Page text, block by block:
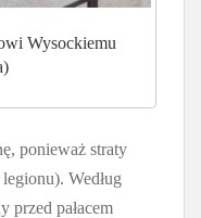
Wysockiemu
ponieważ straty
Według
przed pałacem